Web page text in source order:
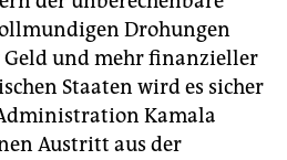
Drohungen
Geld und mehr finanzieller
Staaten wird es sicher
Kamala
Austritt aus der